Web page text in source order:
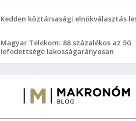
Kedden köztársasági elnökválasztás
Magyar Telekom: 88 százalékos az 5G
lefedettsége lakosságarányosan